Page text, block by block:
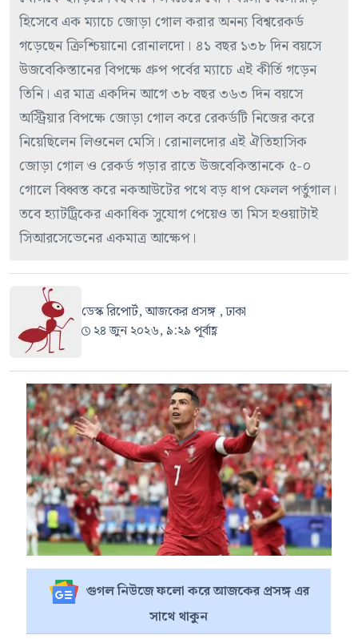
হিসেবে এক ম্যাচে জোড়া গোল করার অনন্য বিশ্বরেকর্ড
গড়েছেন ক্রিশ্চিয়ানো রোনালদো। ৪১ বছর ১৩৮ দিন বয়সে
উজবেকিস্তানের বিপক্ষে গ্রুপ পর্বের ম্যাচে এই কীর্তি গড়েন
তিনি। এর মাত্র একদিন আগে ৩৮ বছর ৩৬৩ দিন বয়সে
অস্ট্রিয়ার বিপক্ষে জোড়া গোল করে রেকর্ডটি নিজের করে
নিয়েছিলেন লিওনেল মেসি। রোনালদোর এই ঐতিহাসিক
জোড়া গোল ও রেকর্ড গড়ার রাতে উজবেকিস্তানকে ৫-০
গোলে বিধ্বস্ত করে নকআউটের পথে বড় ধাপ ফেলল পর্তুগাল।
তবে হ্যাটট্রিকের একাধিক সুযোগ পেয়েও তা মিস হওয়াটাই
সিআরসেভেনের একমাত্র আক্ষেপ।
ডেস্ক রিপোর্ট, আজকের প্রসঙ্গ , ঢাকা
২৪ জুন ২০২৬, ৯:২৯ পূর্বাহ্ণ
গুগল নিউজে ফলো করে আজকের প্রসঙ্গ এর
সাথে থাকুন